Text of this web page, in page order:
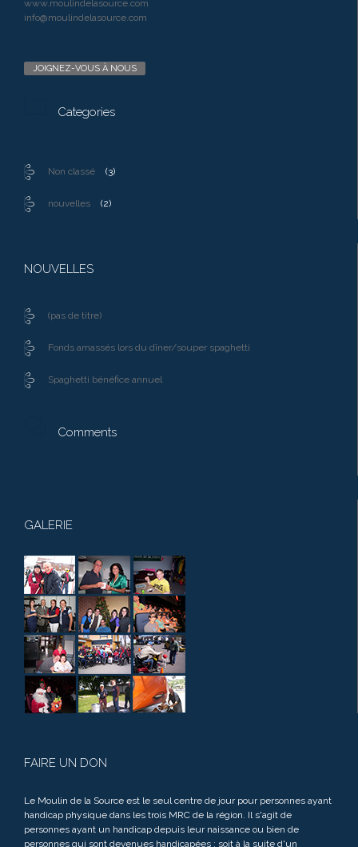
www.moulindelasource.com
info@moulindelasource.com
JOIGNEZ-VOUS À NOUS
Categories
Non classé (3)
nouvelles (2)
NOUVELLES
(pas de titre)
Fonds amassés lors du dîner/souper spaghetti
Spaghetti bénéfice annuel
Comments
GALERIE
FAIRE UN DON
Le Moulin de la Source est le seul centre de jour pour personnes ayant
handicap physique dans les trois MRC de la région. Il s'agit de
personnes ayant un handicap depuis leur naissance ou bien de
personnes qui sont devenues handicapées : soit à la suite d'un